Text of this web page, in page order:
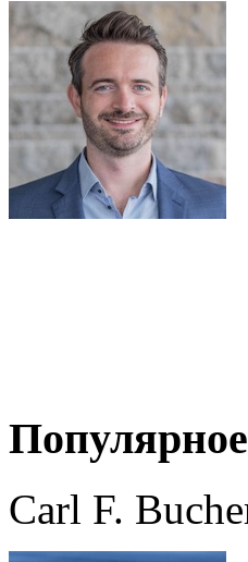
Carl F.